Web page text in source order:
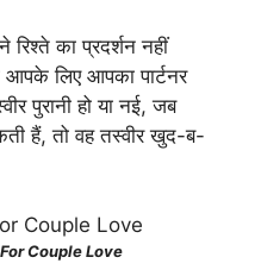
का प्रदर्शन नहीं
लिए आपका पार्टनर
पुरानी हो या नई, जब
हैं, तो वह तस्वीर खुद-ब-
Couple Love